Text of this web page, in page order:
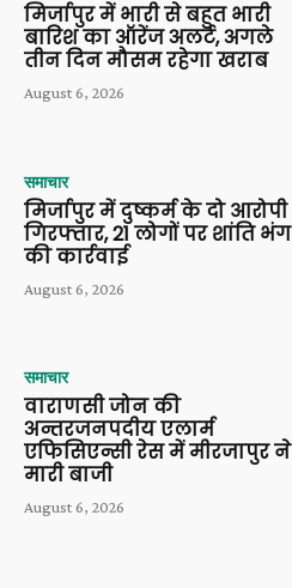
मिर्जापुर में भारी से बहुत भारी
बारिश का ऑरेंज अलर्ट, अगले
तीन दिन मौसम रहेगा खराब
August 6, 2026
समाचार
मिर्जापुर में दुष्कर्म के दो आरोपी
गिरफ्तार, 21 लोगों पर शांति भंग
की कार्रवाई
August 6, 2026
समाचार
वाराणसी जोन की
अन्तरजनपदीय एलार्म
एफिसिएन्सी रेस में मीरजापुर ने
मारी बाजी
August 6, 2026